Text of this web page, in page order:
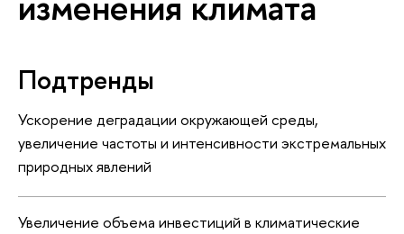
Подтренды
Ускорение деградации окружающей среды,
увеличение частоты и интенсивности экстремальных
природных явлений
Увеличение объема инвестиций в климатические